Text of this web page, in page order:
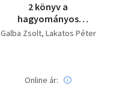
2 könyv a
hagyományos
edzésről:: Kettlebell,
Galba Zsolt Lakatos Péter
Online ár: